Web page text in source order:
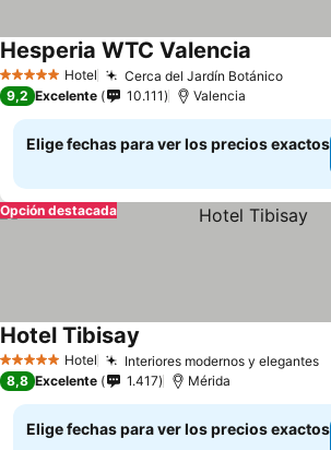
5 Estrellas Hotel Cerca del Jardín Botánico
Hesperia WTC Valencia
9,2 Excelente 10.111 Valencia
Elige fechas para ver los precios exactos
Opción destacada
5 Estrellas Hotel Interiores modernos y elegantes
Hotel Tibisay
8,8 Excelente 1.417 Mérida
Elige fechas para ver los precios exactos